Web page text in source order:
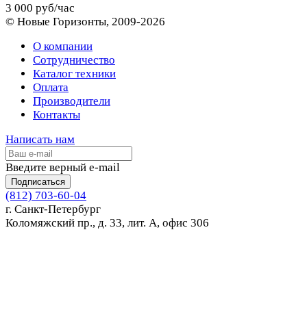
3 000 руб/час
© Новые Горизонты, 2009-2026
О компании
Сотрудничество
Каталог техники
Оплата
Производители
Контакты
Написать нам
Введите верный e-mail
Подписаться
(812) 703-60-04
г. Санкт-Петербург
Коломяжский пр., д. 33, лит. А, офис 306